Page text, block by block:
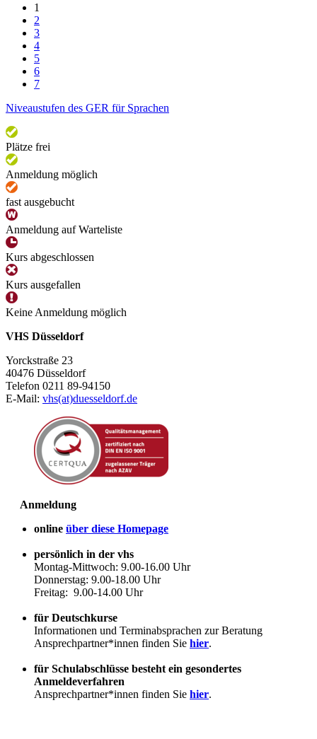
1
2
3
4
5
6
7
Niveaustufen des GER für Sprachen
Plätze frei
Anmeldung möglich
fast ausgebucht
Anmeldung auf Warteliste
Kurs abgeschlossen
Kurs ausgefallen
Keine Anmeldung möglich
VHS Düsseldorf
Yorckstraße 23
40476 Düsseldorf
Telefon 0211 89-94150
E-Mail: vhs(at)duesseldorf.de
Anmeldung
online über diese Homepage
persönlich in der vhs
Montag-Mittwoch: 9.00-16.00 Uhr
Donnerstag: 9.00-18.00 Uhr
Freitag: 9.00-14.00 Uhr
für Deutschkurse
Informationen und Terminabsprachen zur Beratung
Ansprechpartner*innen finden Sie hier.
für Schulabschlüsse besteht ein gesondertes
Anmeldeverfahren
Ansprechpartner*innen finden Sie hier.